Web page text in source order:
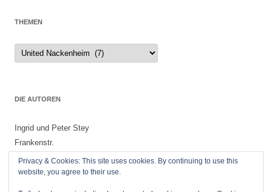
THEMEN
Themen
DIE AUTOREN
Ingrid und Peter Stey
Frankenstr.
55299 Nackenheim
Privacy & Cookies: This site uses cookies. By continuing to use this
website, you agree to their use.